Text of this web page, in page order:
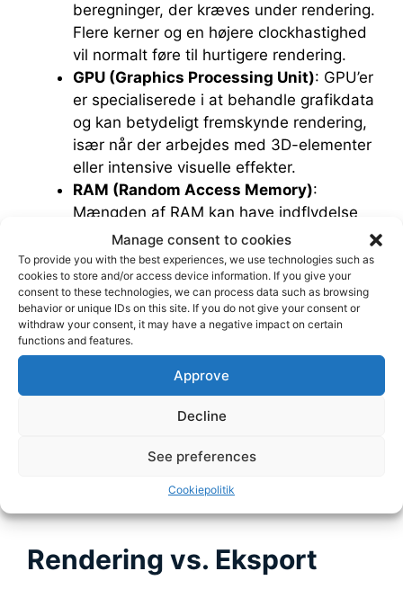
Manage consent to cookies
To provide you with the best experiences, we use technologies such as
cookies to store and/or access device information. If you give your
consent to these technologies, we can process data such as browsing
behavior or unique IDs on this site. If you do not give your consent or
withdraw your consent, it may have a negative impact on certain
functions and features.
Approve
Decline
See preferences
Cookiepolitik
beregninger, der kræves under rendering.
Flere kerner og en højere clockhastighed
vil normalt føre til hurtigere rendering.
GPU (Graphics Processing Unit): GPU’er
er specialiserede i at behandle grafikdata
og kan betydeligt fremskynde rendering,
især når der arbejdes med 3D-elementer
eller intensive visuelle effekter.
RAM (Random Access Memory):
Mængden af RAM kan have indflydelse
på rendering, da større projekter med
mange elementer kræver mere
hukommelse til at behandle dataene.
Hvis RAM’en ikke er tilstrækkelig, kan
computeren blive langsommere under
rendering.
Lagring (SSD vs. HDD)
din lagring påvirker også renderingtiden.
En SSD (Solid State Drive) vil ofte være
traditionel HDD (Hard Disk Drive), hvilket
betyder, at rendering kan gennemføres
Rendering vs. Eksport